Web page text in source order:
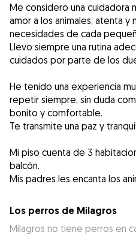
Me considero una cuidadora
amor a los animales, atenta y
necesidades de cada
Llevo siempre una rutina
cuidados por parte de los
He tenido una experiencia
repetir siempre, sin duda
bonito y comfortable.
Te transmite una paz y
Mi piso cuenta de 3
balcón.
Mis padres les encanta los
Los perros de Milagros
Milagros no tiene perros en